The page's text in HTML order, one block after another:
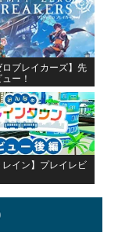
ロブレイカーズ】先
ー！
レイン】プレイレビ